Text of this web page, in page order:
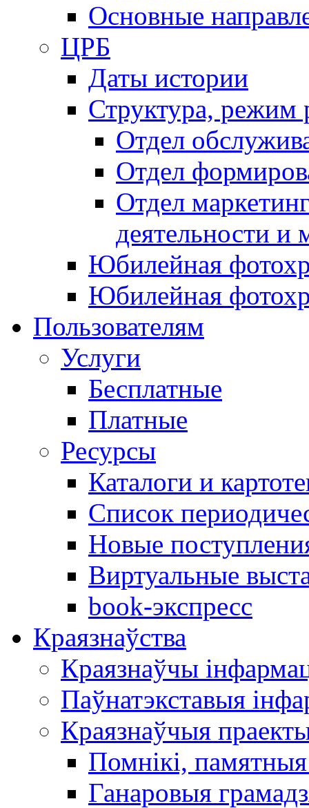
Основные
ЦРБ
Даты истории
Структура, режим
Отдел
Отдел
Отдел
деятельности и
Юбилейная
Юбилейная
Пользователям
Услуги
Бесплатные
Платные
Ресурсы
Каталоги и
Список
Новые
Виртуальные
book-экспресс
Краязнаўства
Краязнаўчы
Паўнатэкставыя
Краязнаўчыя
Помнікі,
Ганаровыя